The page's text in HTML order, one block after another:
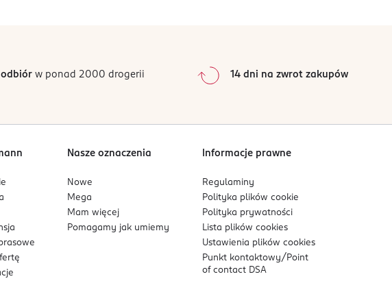
0%
Sortowanie wgdata: od najnowszej
odbiórw ponad 2000 drogerii 14 dni na zwrot zakupów
Nasze oznaczenia
Nowe
Mega
Mam więcej
Pomagamy jak umiemy
Informacje prawne
Regulaminy
Polityka plikówcookie
Polityka prywatności
Lista plikówcookies
Ustawienia plikówcookies
Punkt kontaktowy/ Point
of contact DSA